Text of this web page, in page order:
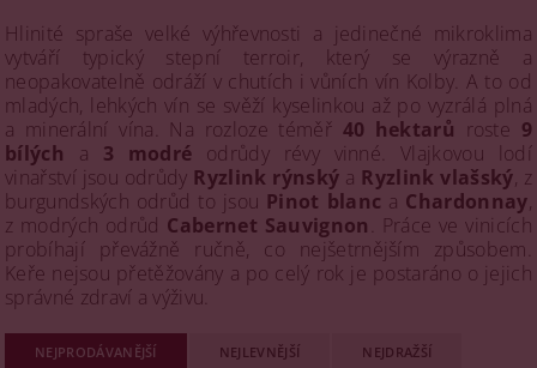
Hlinité spraše velké výhřevnosti a jedinečné mikroklima
vytváří typický stepní terroir, který se výrazně a
neopakovatelně odráží v chutích i vůních vín Kolby. A to od
mladých, lehkých vín se svěží kyselinkou až po vyzrálá plná
a minerální vína. Na rozloze téměř 40 hektarů roste 9
bílých a 3 modré odrůdy révy vinné. Vlajkovou lodí
vinařství jsou odrůdy Ryzlink rýnský a Ryzlink vlašský, z
burgundských odrůd to jsou Pinot blanc a Chardonnay,
z modrých odrůd Cabernet Sauvignon
. Práce ve vinicích
probíhají převážně ručně, co nejšetrnějším způsobem.
Keře nejsou přetěžovány a po celý rok je postaráno o jejich
správné zdraví a výživu.
NEJPRODÁVANĚJŠÍ NEJLEVNĚJŠÍ NEJDRAŽŠÍ